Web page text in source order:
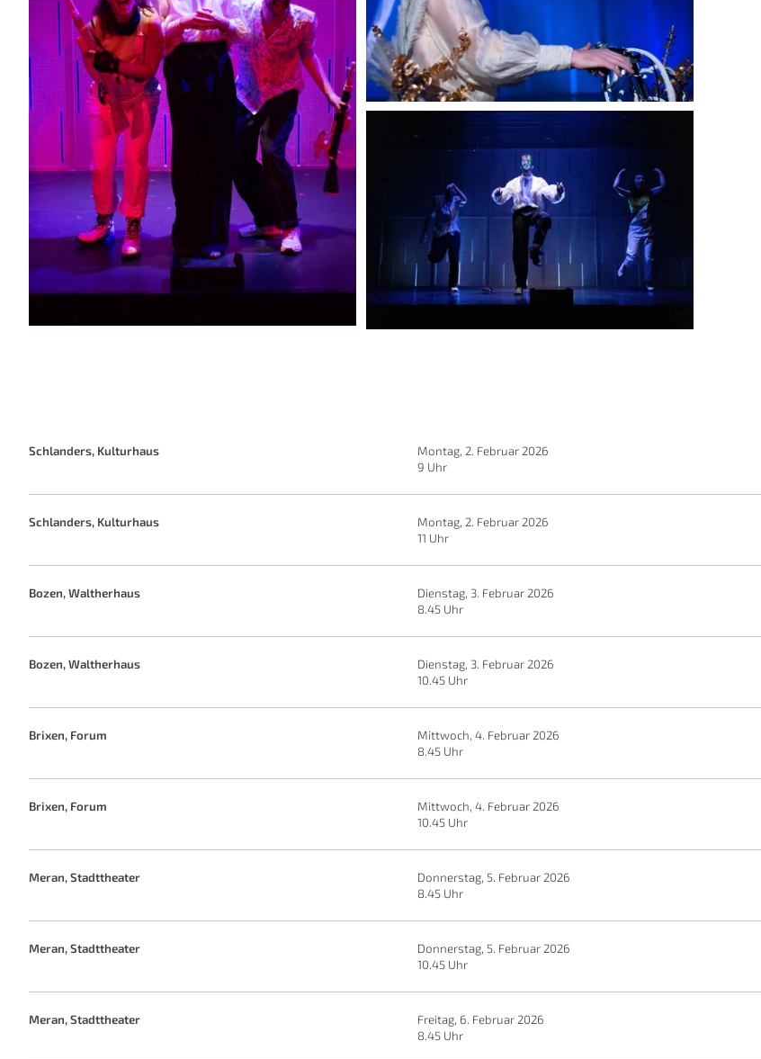
Schlanders, Kulturhaus
Montag, 2. Februar 2026
9 Uhr
Schlanders, Kulturhaus
Montag, 2. Februar 2026
11 Uhr
Bozen, Waltherhaus
Dienstag, 3. Februar 2026
8.45 Uhr
Bozen, Waltherhaus
Dienstag, 3. Februar 2026
10.45 Uhr
Brixen, Forum
Mittwoch, 4. Februar 2026
8.45 Uhr
Brixen, Forum
Mittwoch, 4. Februar 2026
10.45 Uhr
Meran, Stadttheater
Donnerstag, 5. Februar 2026
8.45 Uhr
Meran, Stadttheater
Donnerstag, 5. Februar 2026
10.45 Uhr
Meran, Stadttheater
Freitag, 6. Februar 2026
8.45 Uhr